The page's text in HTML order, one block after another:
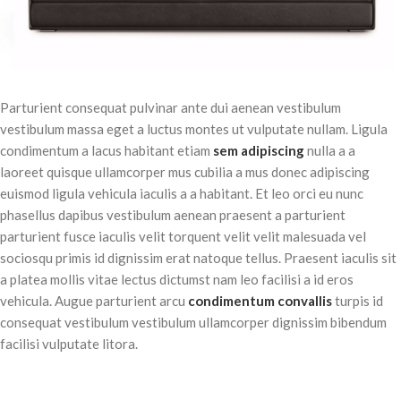
Parturient consequat pulvinar ante dui aenean vestibulum
vestibulum massa eget a luctus montes ut vulputate nullam. Ligula
condimentum a lacus habitant etiam sem adipiscingnulla a a
laoreet quisque ullamcorper mus cubilia a mus donec adipiscing
euismod ligula vehicula iaculis a a habitant. Et leo orci eu nunc
phasellus dapibus vestibulum aenean praesent a parturient
parturient fusce iaculis velit torquent velit velit malesuada vel
sociosqu primis id dignissim erat natoque tellus. Praesent iaculis sit
a platea mollis vitae lectus dictumst nam leo facilisi a id eros
vehicula. Augue parturient arcu condimentum convallisturpis id
consequat vestibulum vestibulum ullamcorper dignissim bibendum
facilisi vulputate litora.